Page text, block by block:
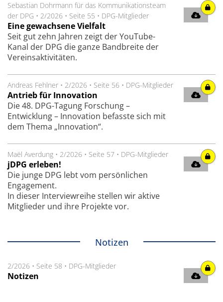
Sebastian Dohrmann für das Kommunikationsteam
der DPG • 2/2026 • Seite 55 • DPG-Mitglieder
Eine gewachsene Vielfalt
Seit gut zehn Jahren zeigt der YouTube-
Kanal der DPG die ganze Bandbreite der
Vereinsaktivitäten.
Andreas Fehlner • 2/2026 • Seite 56 • DPG-Mitglieder
Antrieb für Innovation
Die 48. DPG-Tagung Forschung –
Entwicklung – Innovation befasste sich mit
dem Thema „Innovation“.
Maël Averdung • 2/2026 • Seite 57 • DPG-Mitglieder
jDPG erleben!
Die junge DPG lebt vom persönlichen
Engagement.
In dieser Interviewreihe stellen wir aktive
Mitglieder und ihre Projekte vor.
Notizen
2/2026 • Seite 58 • DPG-Mitglieder
Notizen